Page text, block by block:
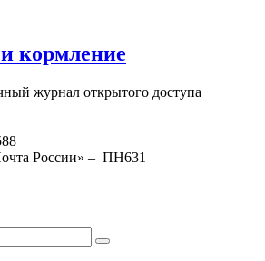
кормление
журнал открытого доступа
России» – ПН631